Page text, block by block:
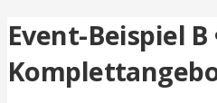
Event-Beispiel B